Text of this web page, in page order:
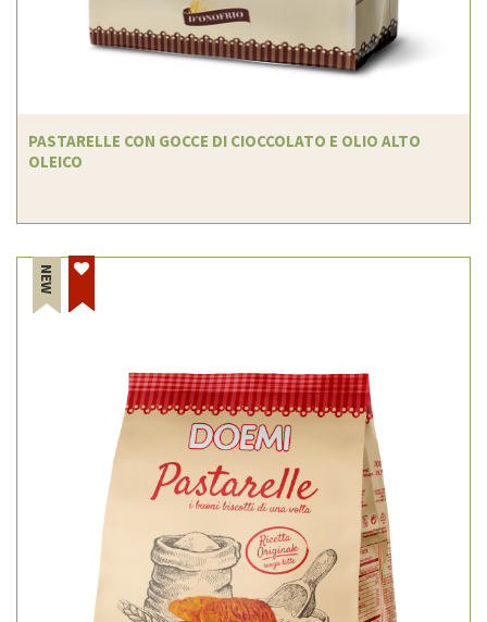
PASTARELLE CON GOCCE DI CIOCCOLATO E OLIO ALTO
OLEICO
NEW